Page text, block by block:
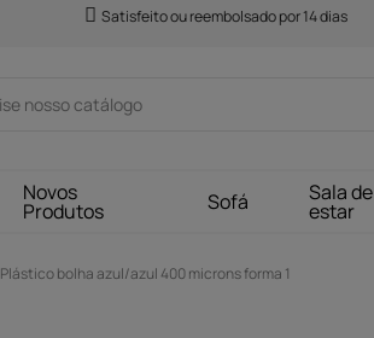
Satisfeito ou reembolsado por 14 dias
Novos
Produtos Sofá Sala de
estar
Plástico bolha azul/azul 400 microns forma 1